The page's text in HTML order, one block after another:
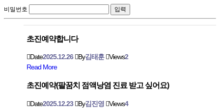
비밀번호
초진예약합니다
Date2025.12.26 By김태훈 Views2
Read More
초진예약(팔꿈치 점액낭염 진료 받고 싶어요)
Date2025.12.23 By김진영 Views4